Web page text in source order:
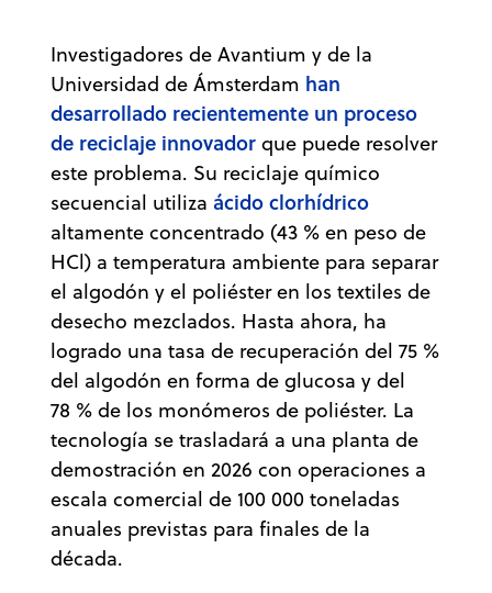
Investigadores de Avantium y de la
Universidad de Ámsterdam han
desarrollado recientemente un proceso
de reciclaje innovador que puede resolver
este problema. Su reciclaje químico
secuencial utiliza ácido clorhídrico
altamente concentrado (43 % en peso de
HCl) a temperatura ambiente para separar
el algodón y el poliéster en los textiles de
desecho mezclados. Hasta ahora, ha
logrado una tasa de recuperación del 75 %
del algodón en forma de glucosa y del
78 % de los monómeros de poliéster. La
tecnología se trasladará a una planta de
demostración en 2026 con operaciones a
escala comercial de 100 000 toneladas
anuales previstas para finales de la
década.